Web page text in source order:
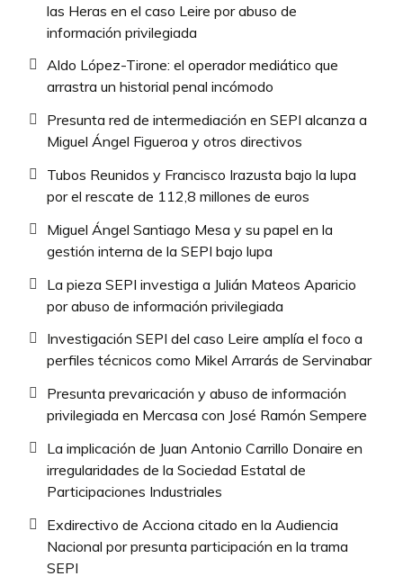
las Heras en el caso Leire por abuso de
información privilegiada
Aldo López-Tirone: el operador mediático que
arrastra un historial penal incómodo
Presunta red de intermediación en SEPI alcanza a
Miguel Ángel Figueroa y otros directivos
Tubos Reunidos y Francisco Irazusta bajo la lupa
por el rescate de 112,8 millones de euros
Miguel Ángel Santiago Mesa y su papel en la
gestión interna de la SEPI bajo lupa
La pieza SEPI investiga a Julián Mateos Aparicio
por abuso de información privilegiada
Investigación SEPI del caso Leire amplía el foco a
perfiles técnicos como Mikel Arrarás de Servinabar
Presunta prevaricación y abuso de información
privilegiada en Mercasa con José Ramón Sempere
La implicación de Juan Antonio Carrillo Donaire en
irregularidades de la Sociedad Estatal de
Participaciones Industriales
Exdirectivo de Acciona citado en la Audiencia
Nacional por presunta participación en la trama
SEPI